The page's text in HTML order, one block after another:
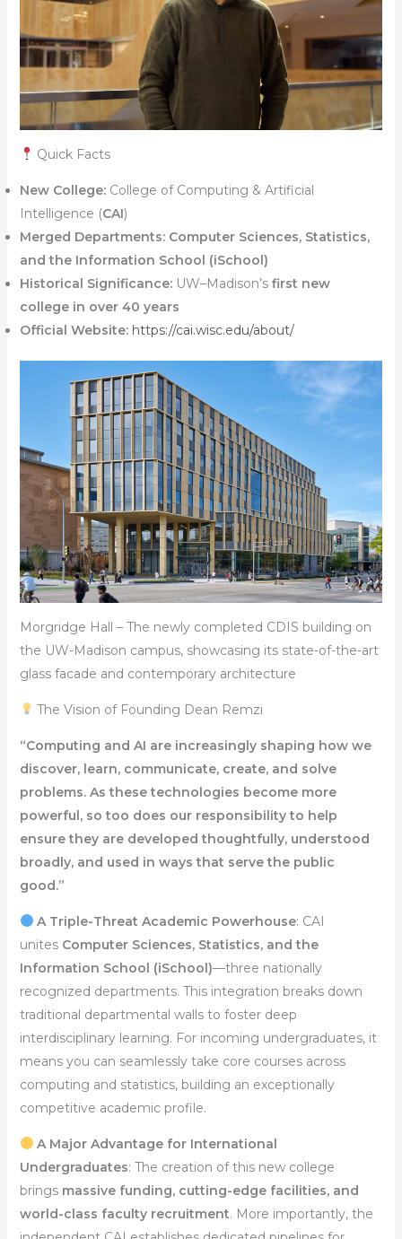
Quick Facts
New College:College of Computing & Artificial
Intelligence (CAI)
Merged Departments: Computer Sciences, Statistics,
and the Information School (iSchool)
Historical Significance:UW–Madison’s first new
college in over 40 years
Official Website: https://cai.wisc.edu/about/
Morgridge Hall – The newly completed CDIS building on
the UW-Madison campus, showcasing its state-of-the-art
glass facade and contemporary architecture
The Vision of Founding Dean Remzi
“Computing and AI are increasingly shaping how we
discover, learn, communicate, create, and solve
problems. As these technologies become more
powerful, so too does our responsibility to help
ensure they are developed thoughtfully, understood
broadly, and used in ways that serve the public
good.”
A Triple-Threat Academic Powerhouse: CAI
unites Computer Sciences, Statistics, and the
Information School (iSchool)—three nationally
recognized departments. This integration breaks down
traditional departmental walls to foster deep
interdisciplinary learning. For incoming undergraduates, it
means you can seamlessly take core courses across
computing and statistics, building an exceptionally
competitive academic profile.
A Major Advantage for International
Undergraduates: The creation of this new college
brings massive funding, cutting-edge facilities, and
world-class faculty recruitment. More importantly, the